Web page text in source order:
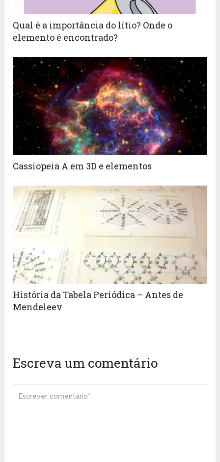
Qual é a importância do lítio? Onde o
elemento é encontrado?
Cassiopeia A em 3D e elementos
História da Tabela Periódica – Antes de
Mendeleev
Escreva um comentário